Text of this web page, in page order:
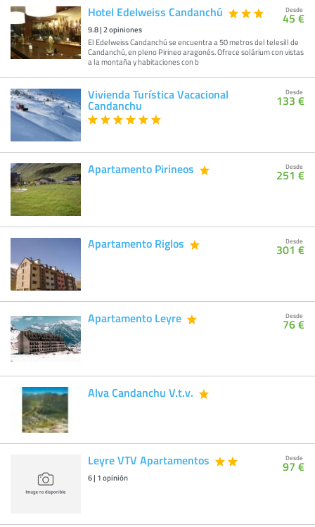
Hotel Edelweiss Candanchú
9.8|2opiniones
El Edelweiss Candanchú se encuentra a 50 metros del telesill de
Candanchú, en pleno Pirineo aragonés. Ofrece solárium con vistas
a la montaña y habitaciones con b
Desde
45 €
Vivienda Turística Vacacional
Candanchu
Desde
133 €
Apartamento Pirineos Desde
251 €
Apartamento Riglos Desde
301 €
Apartamento Leyre Desde
76 €
Alva Candanchu V.t.v.
Leyre VTV Apartamentos
6| 1opinión
Desde
97 €